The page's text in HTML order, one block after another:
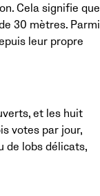
Cela signifie que
30 mètres. Parmi
leur propre
et les huit
votes par jour,
de lobs délicats,